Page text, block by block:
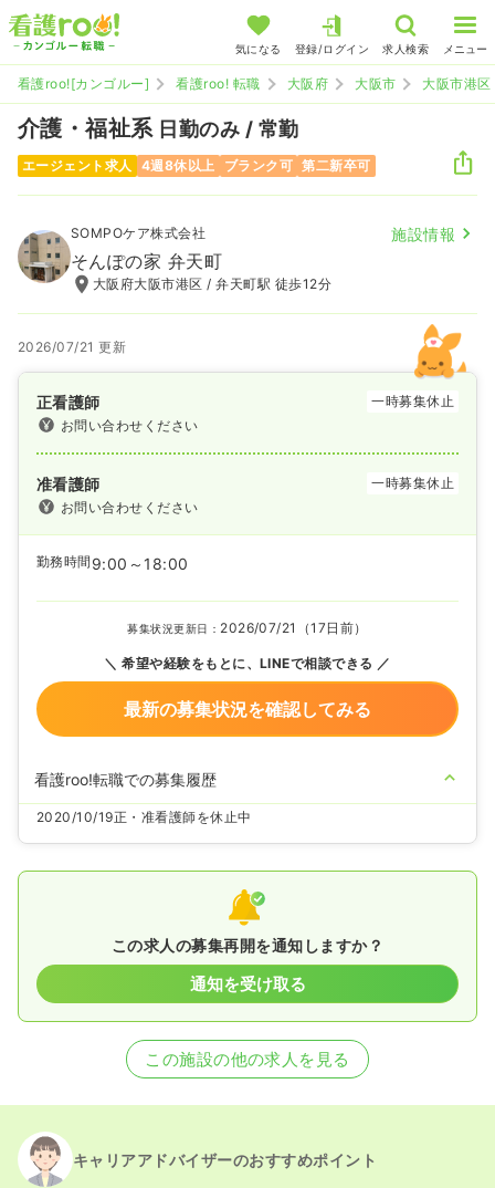
気になる 登録/ログイン 求人検索 メニュー
看護roo![カンゴルー] 看護roo! 転職 大阪府 大阪市 大阪市港区
介護・福祉系 日勤のみ / 常勤
エージェント求人 4週8休以上 ブランク可 第二新卒可
SOMPOケア株式会社 施設情報
そんぽの家 弁天町
大阪府大阪市港区 / 弁天町駅 徒歩12分
2026/07/21 更新
正看護師
一時募集休止
お問い合わせください
准看護師
一時募集休止
お問い合わせください
勤務時間 9:00～18:00
募集状況更新日： 2026/07/21（17日前）
希望や経験をもとに、LINEで相談できる
最新の募集状況を確認してみる
看護roo!転職での募集履歴
2020/10/19正・准看護師を休止中
この求人の募集再開を通知しますか？
通知を受け取る
この施設の他の求人を見る
キャリアアドバイザーのおすすめポイント